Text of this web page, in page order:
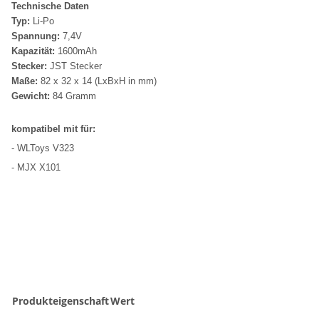
Technische Daten
Typ: Li-Po
Spannung: 7,4V
Kapazität: 1600mAh
Stecker: JST Stecker
Maße: 82 x 32 x 14 (LxBxH in mm)
Gewicht: 84 Gramm
kompatibel mit für:
- WLToys V323
- MJX X101
ProdukteigenschaftWert